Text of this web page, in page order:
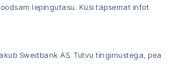
lepingutasu. Küsi täpsemat infot
Swedbank AS. Tutvu tingimustega, pea